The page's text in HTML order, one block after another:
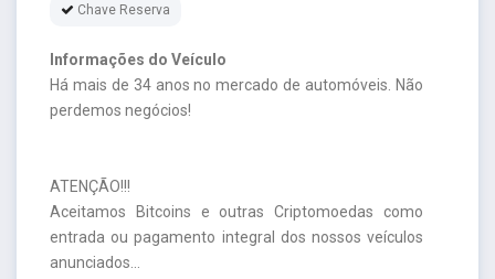
Chave Reserva
Informações do Veículo
Há mais de 34 anos no mercado de automóveis. Não
perdemos negócios!
ATENÇÃO!!!
Aceitamos Bitcoins e outras Criptomoedas como
entrada ou pagamento integral dos nossos veículos
anunciados...